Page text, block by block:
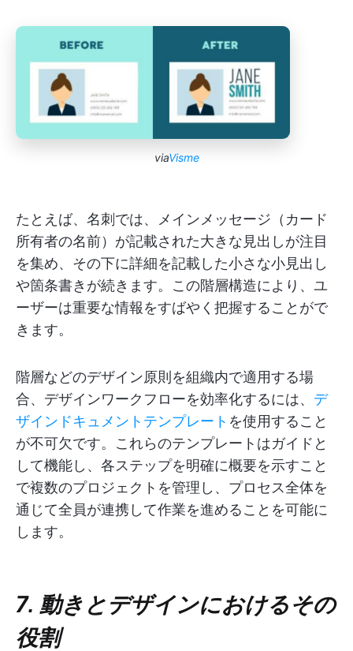
viaVisme
たとえば、名刺では、メインメッセージ（カード
所有者の名前）が記載された大きな見出しが注目
を集め、その下に詳細を記載した小さな小見出し
や箇条書きが続きます。この階層構造により、ユ
ーザーは重要な情報をすばやく把握することがで
きます。
階層などのデザイン原則を組織内で適用する場
合、デザインワークフローを効率化するには、 デ
ザインドキュメントテンプレート を使用すること
が不可欠です。これらのテンプレートはガイドと
して機能し、各ステップを明確に概要を示すこと
で複数のプロジェクトを管理し、プロセス全体を
通じて全員が連携して作業を進めることを可能に
します。
7. 動きとデザインにおけるその
役割